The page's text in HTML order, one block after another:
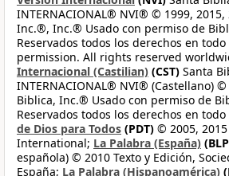
INTERNACIONAL® NVI® © 1999,
Inc.®, Inc.® Usado con permiso de
Reservados todos los derechos en
permission. All rights reserved
Internacional (Castilian) (CST) Santa
INTERNACIONAL® NVI® (Castellano)
Biblica, Inc.® Usado con permiso de
Reservados todos los derechos en
de Dios para Todos (PDT) © 2005,
International; La Palabra (España)
española) © 2010 Texto y Edición,
España; La Palabra (Hispanoamérica)